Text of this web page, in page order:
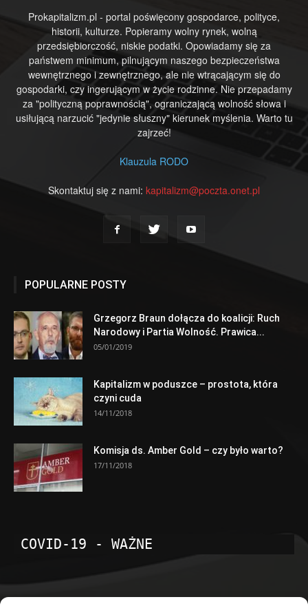
Prokapitalizm.pl - portal poświęcony gospodarce, polityce,
historii, kulturze. Popieramy wolny rynek, wolną
przedsiębiorczość, niskie podatki. Opowiadamy się za
państwem minimum, pilnującym naszego bezpieczeństwa
wewnętrznego i zewnętrznego, ale nie wtrącającym się do
gospodarki, czy ingerującym w życie rodzinne. Nie przepadamy
za "polityczną poprawnością", ograniczającą wolność słowa i
usiłującą narzucić "jedynie słuszny" kierunek myślenia. Warto tu
zajrzeć!
Klauzula RODO
Skontaktuj się z nami: kapitalizm@poczta.onet.pl
POPULARNE POSTY
Grzegorz Braun dołącza do koalicji: Ruch
Narodowy i Partia Wolność. Prawica...
05/01/2019
Kapitalizm w poduszce – prostota, która
czyni cuda
14/11/2018
Komisja ds. Amber Gold – czy było warto?
17/11/2018
COVID-19 - WAŻNE